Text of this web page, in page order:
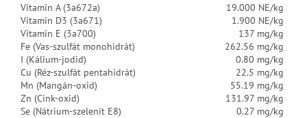
Vitamin A (3a672a)
19.000 NE/kg
Vitamin D3 (3a671)
1.900 NE/kg
Vitamin E (3a700)
137 mg/kg
Fe (Vas-szulfát monohidrát)
262.56 mg/kg
I (Kálium-jodid)
0.80 mg/kg
Cu (Réz-szulfát pentahidrát)
22.5 mg/kg
Mn (Mangán-oxid)
55.19 mg/kg
Zn (Cink-oxid)
131.97 mg/kg
Se (Nátrium-szelenit E8)
0.27 mg/kg